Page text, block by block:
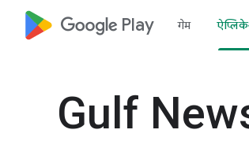
google_logo Play गेम
Gulf